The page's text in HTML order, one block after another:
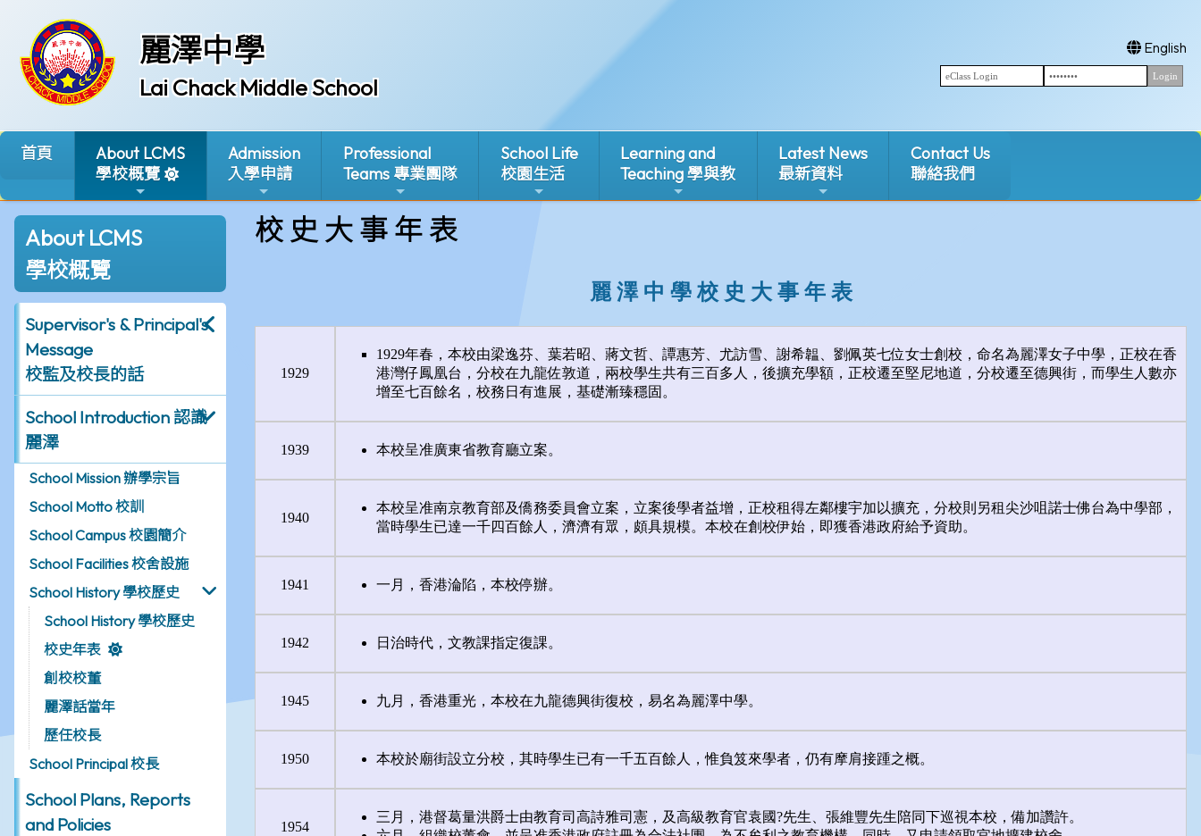
麗澤中學
Lai Chack Middle School
English
首頁
About LCMS
學校概覽
Admission
入學申請
Professional
Teams 專業團隊
School Life
校園生活
Learning and
Teaching 學與教
Latest News
最新資料
Contact Us
聯絡我們
About LCMS
學校概覽
Supervisor's & Principal's
Message
校監及校長的話
School Introduction 認識
麗澤
School Mission 辦學宗旨
School Motto 校訓
School Campus 校園簡介
School Facilities 校舍設施
School History 學校歷史
School History 學校歷史
校史年表
創校校董
麗澤話當年
歷任校長
School Principal 校長
School Plans, Reports
and Policies
校 史 大 事 年 表